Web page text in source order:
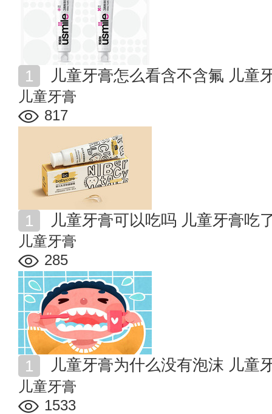
儿童牙膏怎么看含不含氟 儿童
儿童牙膏
817
儿童牙膏可以吃吗 儿童牙膏吃
儿童牙膏
285
儿童牙膏为什么没有泡沫 儿童
儿童牙膏
1533